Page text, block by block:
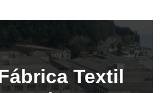
Textil